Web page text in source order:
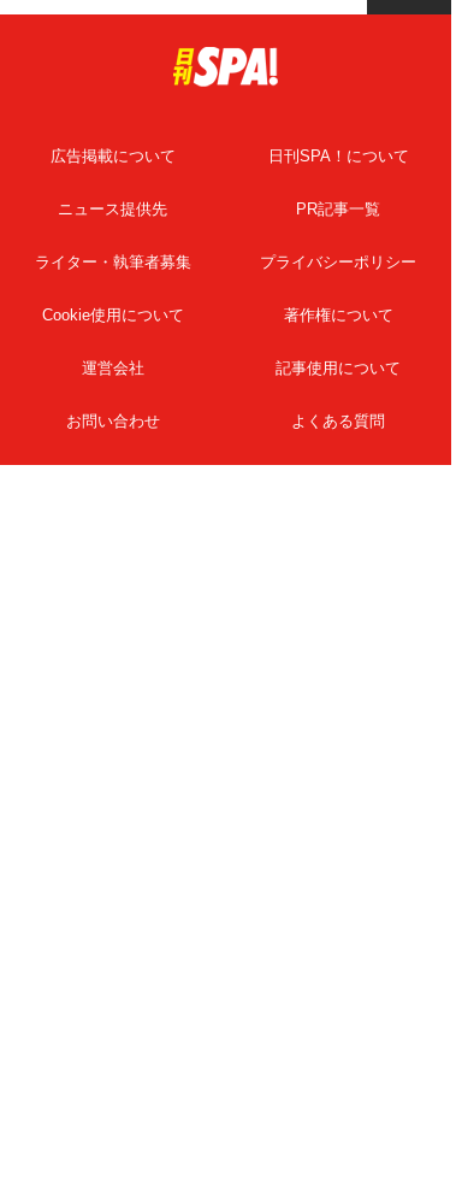
広告掲載について 日刊SPA！について
ニュース提供先 PR記事一覧
ライター・執筆者募集 プライバシーポリシー
Cookie使用について 著作権について
運営会社 記事使用について
お問い合わせ よくある質問